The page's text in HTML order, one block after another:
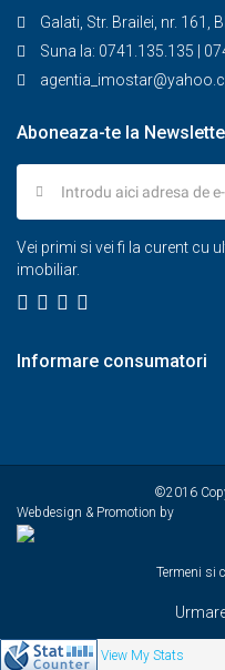
Galati, Str. Brailei, nr. 161,
Suna la: 0741.135.135 |
Aboneaza-te la
Vei primi si vei fi la curent cu
imobiliar.
Informare consumatori
©2016
Webdesign & Promotion by
Termeni si
View My Stats